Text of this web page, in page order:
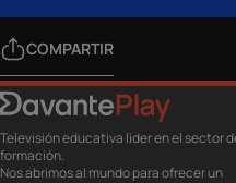
COMPARTIR
Televisión educativa líder en el sector
formación.
Nos abrimos al mundo para ofrecer un